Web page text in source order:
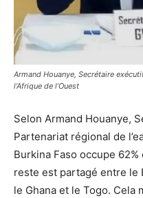
Armand Houanye, Secrétaire
l’Afrique de l’Ouest
Selon Armand Houanye,
Partenariat régional de
Burkina Faso occupe
reste est partagé entre le
le Ghana et le Togo. Cela